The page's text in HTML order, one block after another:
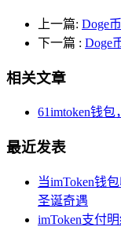
上一篇: Doge
下一篇 : Doge
相关文章
61imtoken钱
最近发表
当imToken钱
圣诞奇遇
imToken支付